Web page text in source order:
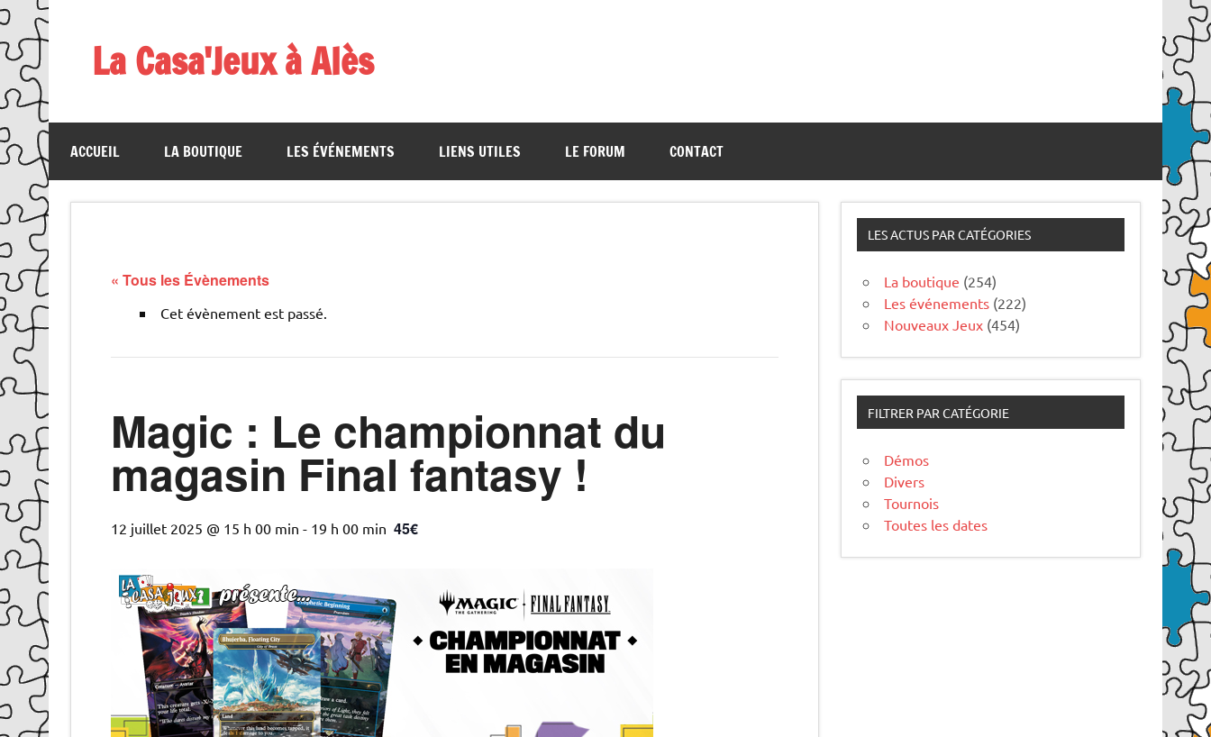
Skip
to
content
La Casa'Jeux à Alès
ACCUEIL LA BOUTIQUE LES ÉVÉNEMENTS LIENS UTILES LE FORUM CONTACT
« Tous les Évènements
Cet évènement est passé.
Magic : Le championnat du
magasin Final fantasy !
12 juillet 2025 @ 15 h 00 min - 19 h 00 min 45€
LES ACTUS PAR CATÉGORIES
La boutique (254)
Les événements (222)
Nouveaux Jeux (454)
FILTRER PAR CATÉGORIE
Démos
Divers
Tournois
Toutes les dates